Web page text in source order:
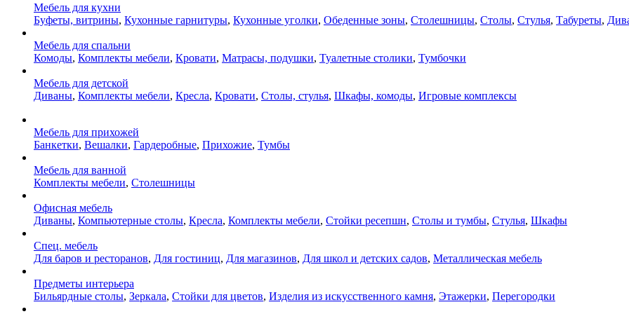
Мебель для кухни
Буфеты, витрины, Кухонные гарнитуры, Кухонные уголки, Обеденные зоны, Столешницы, Столы, Стулья, Табуреты,
Мебель для спальни
Комоды, Комплекты мебели, Кровати, Матрасы, подушки, Туалетные столики, Тумбочки
Мебель для детской
Диваны, Комплекты мебели, Кресла, Кровати, Столы, стулья, Шкафы, комоды, Игровые комплексы
Мебель для прихожей
Банкетки, Вешалки, Гардеробные, Прихожие, Тумбы
Мебель для ванной
Комплекты мебели, Столешницы
Офисная мебель
Диваны, Компьютерные столы, Кресла, Комплекты мебели, Стойки ресепшн, Столы и тумбы, Стулья, Шкафы
Спец. мебель
Для баров и ресторанов, Для гостиниц, Для магазинов, Для школ и детских садов, Металлическая мебель
Предметы интерьера
Бильярдные столы, Зеркала, Стойки для цветов, Изделия из искусственного камня, Этажерки, Перегородки